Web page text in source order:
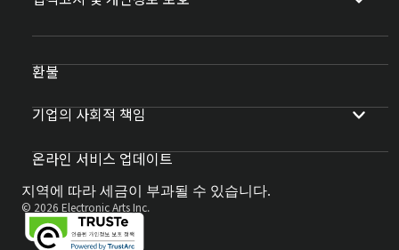
환불
기업의 사회적 책임
온라인 서비스 업데이트
지역에 따라 세금이 부과될 수 있습니다.
© 2026 Electronic Arts Inc.